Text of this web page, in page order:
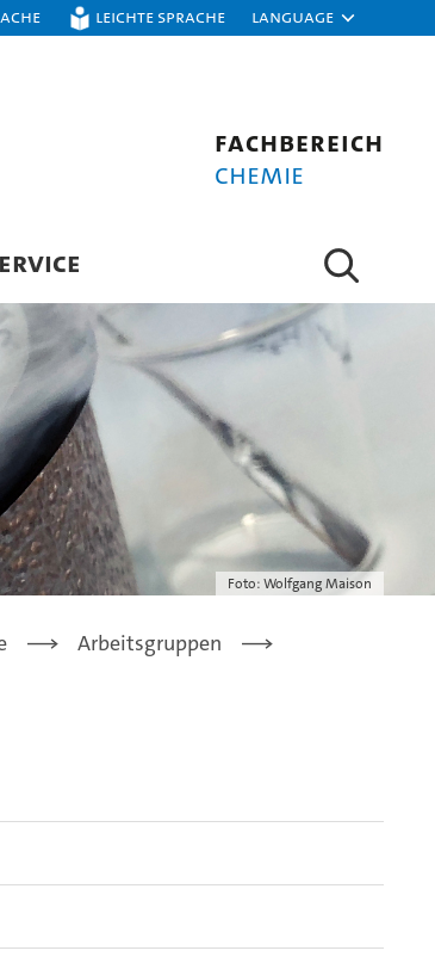
Leichte Sprache Language
Fachbereich
Chemie
Foto: Wolfgang Maison
Arbeitsgruppen